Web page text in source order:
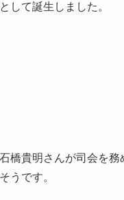
して誕生しました。
橋貴明さんが司会を
うです。